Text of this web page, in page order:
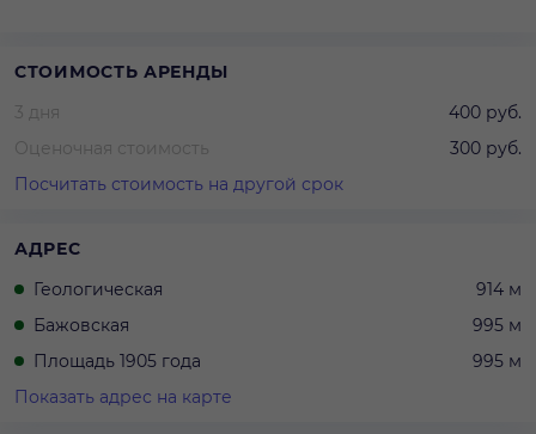
СТОИМОСТЬ АРЕНДЫ
3 дня
400 руб.
Оценочная стоимость
300 руб.
Посчитать стоимость на другой срок
АДРЕС
Геологическая
914 м
Бажовская
995 м
Площадь 1905 года
995 м
Показать адрес на карте